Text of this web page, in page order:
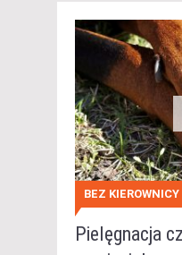
BEZ KIEROWNICY
Pielęgnacja